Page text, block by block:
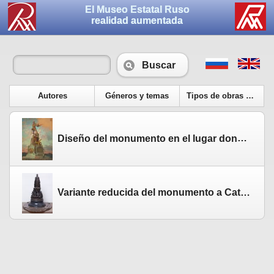
El Museo Estatal Ruso
realidad aumentada
Buscar
Autores Géneros y temas Tipos de obras de arte
Diseño del monumento en el lugar donde los suecos fueron derrotados el 28 de septiembre de 1708, cerca del pueblo de Lesnaia. 1890
Variante reducida del monumento a Catalina II. 1873